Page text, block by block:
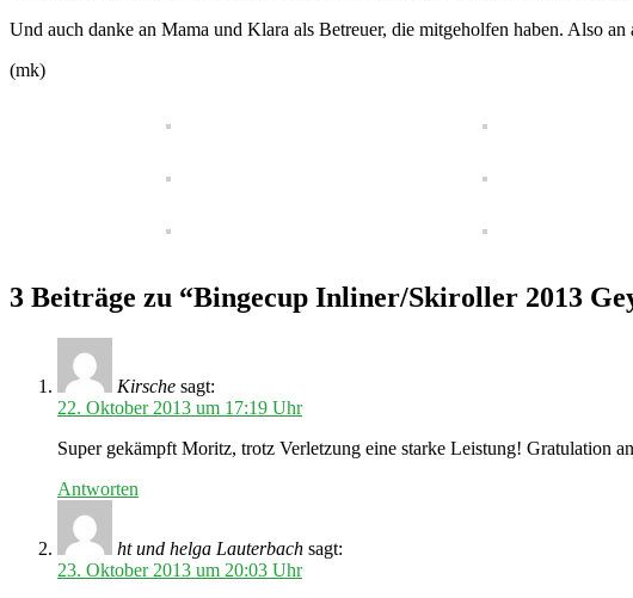
Und auch danke an Mama und Klara als Betreuer, die mitgeholfen haben. Also
(mk)
3 Beiträge zu “Bingecup Inliner/Skiroller 2013
Kirsche sagt:
22. Oktober 2013 um 17:19 Uhr
Super gekämpft Moritz, trotz Verletzung eine starke Leistung! Gratulation
Antworten
ht und helga Lauterbach sagt:
23. Oktober 2013 um 20:03 Uhr